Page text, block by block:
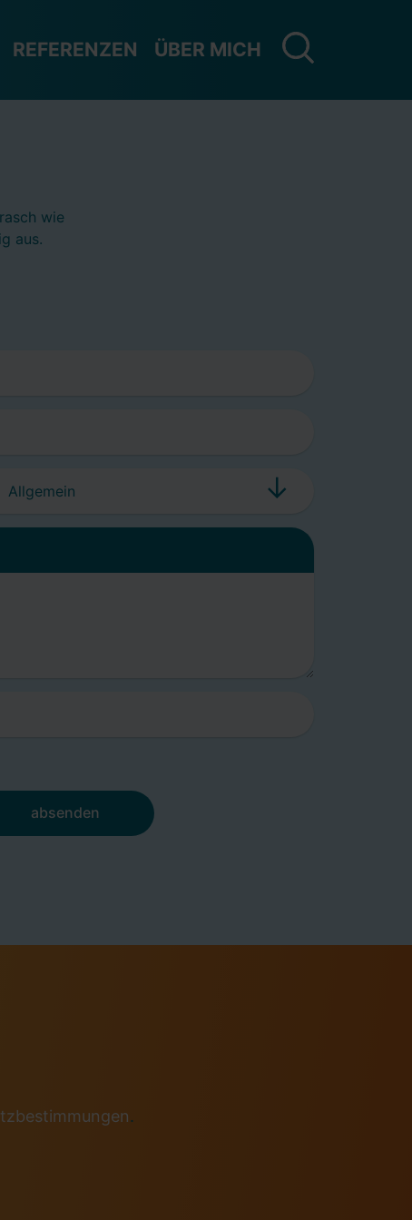
REFERENZEN ÜBER MICH
wie
aus.
absenden
.